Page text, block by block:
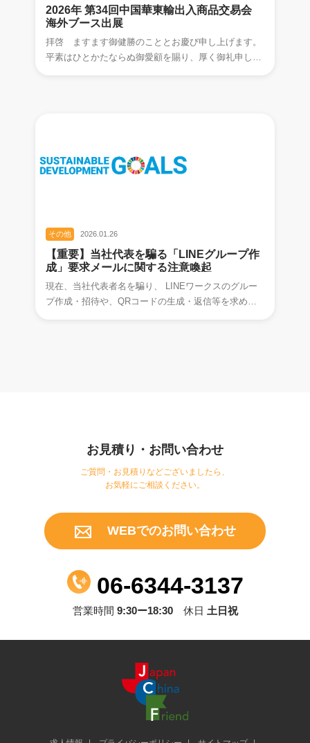
2026年 第34回中国華東輸出入商品交易会
海外ブース出展
拝啓 ますます御健勝のこととお慶び申し上げます。
平素はひとかたならぬ御愛顧を賜り、厚く御礼申し上
その他 2026.01.26
【重要】当社代表を騙る「LINEグループ作
成」要求メールに関する注意喚起
現在、当社代表者名を騙り、 LINEワークスのグルー
プ作成・招待や、QRコードの生成・返信等を求める
お見積り・お問い合わせ
ご質問・お見積りなどございましたら、
お気軽にご相談ください。
WEBでのお問い合わせ
06-6344-3137
営業時間 9:30ー18:30休日 土日祝